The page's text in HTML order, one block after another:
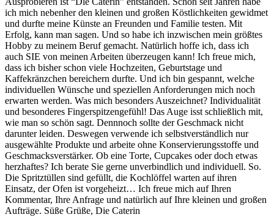
ich mich nebenher den kleinen und großen Köstlichkeiten gewidmet
und durfte meine Künste an Freunden und Familie testen. Mit
Erfolg, kann man sagen. Und so habe ich inzwischen mein größtes
Hobby zu meinem Beruf gemacht. Natürlich hoffe ich, dass ich
auch SIE von meinen Arbeiten überzeugen kann! Ich freue mich,
dass ich bisher schon viele Hochzeiten, Geburtstage und
Kaffekränzchen bereichern durfte. Und ich bin gespannt, welche
individuellen Wünsche und speziellen Anforderungen mich noch
erwarten werden. Was mich besonders Auszeichnet? Individualität
und besonderes Fingerspitzengefühl! Das Auge isst schließlich mit,
wie man so schön sagt. Dennnoch sollte der Geschmack nicht
darunter leiden. Deswegen verwende ich selbstverständlich nur
ausgewählte Produkte und arbeite ohne Konservierungsstoffe und
Geschmacksverstärker. Ob eine Torte, Cupcakes oder doch etwas
herzhaftes? Ich berate Sie gerne unverbindlich und individuell. So.
Die Spritztüllen sind gefüllt, die Kochlöffel warten auf ihren
Einsatz, der Ofen ist vorgeheizt… Ich freue mich auf Ihren
Kommentar, Ihre Anfrage und natürlich auf Ihre kleinen und großen
Aufträge. Süße Grüße, Die Caterin